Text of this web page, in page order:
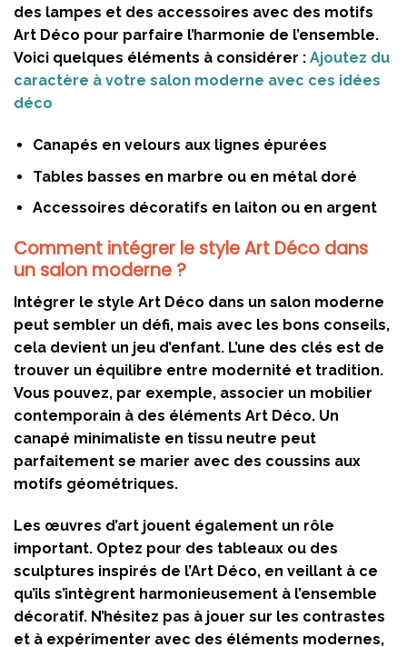
des lampes et des accessoires avec des motifs
Art Déco pour parfaire l’harmonie de l’ensemble.
Voici quelques éléments à considérer : Ajoutez du
caractère à votre salon moderne avec ces idées
déco
Canapés en velours aux lignes épurées
Tables basses en marbre ou en métal doré
Accessoires décoratifs en laiton ou en argent
Comment intégrer le style Art Déco dans
un salon moderne ?
Intégrer le style Art Déco dans un salon moderne
peut sembler un défi, mais avec les bons conseils,
cela devient un jeu d’enfant. L’une des clés est de
trouver un équilibre entre modernité et tradition.
Vous pouvez, par exemple, associer un mobilier
contemporain à des éléments Art Déco. Un
canapé minimaliste en tissu neutre peut
parfaitement se marier avec des coussins aux
motifs géométriques.
Les œuvres d’art jouent également un rôle
important. Optez pour des tableaux ou des
sculptures inspirés de l’Art Déco, en veillant à ce
qu’ils s’intègrent harmonieusement à l’ensemble
décoratif. N’hésitez pas à jouer sur les contrastes
et à expérimenter avec des éléments modernes,